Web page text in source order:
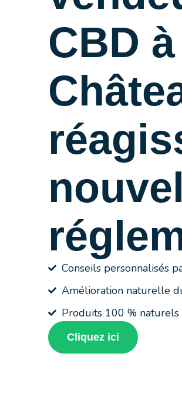
CBD à
Conseils personnalisés
Amélioration naturelle
Produits 100 %
Cliquez ici